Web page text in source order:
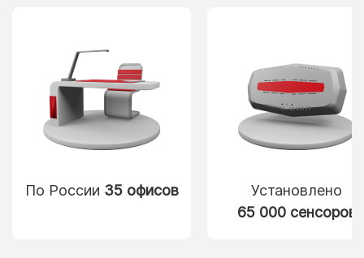
По России 35 офисов
Установлено
65 000 сенсоров